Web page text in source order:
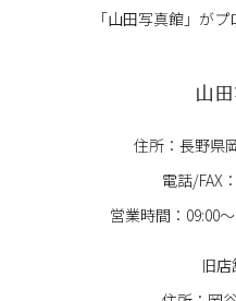
「山田写真館」がプ
山
住所：長野県
電話/FAX：
営業時間：09:00
旧